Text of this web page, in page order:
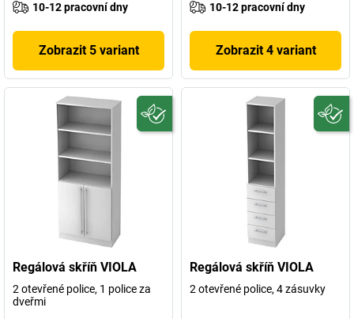
10-12 pracovní dny
Zobrazit 5 variant
10-12 pracovní dny
Zobrazit 4 variant
Regálová skříň VIOLA
2 otevřené police, 1 police za
dveřmi
Regálová skříň VIOLA
2 otevřené police, 4 zásuvky